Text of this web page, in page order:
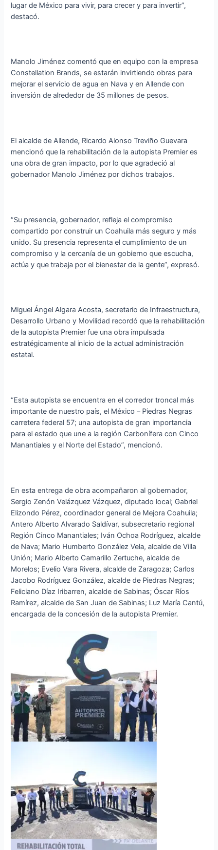
lugar de México para vivir, para crecer y para invertir”,
destacó.
Manolo Jiménez comentó que en equipo con la empresa
Constellation Brands, se estarán invirtiendo obras para
mejorar el servicio de agua en Nava y en Allende con
inversión de alrededor de 35 millones de pesos.
El alcalde de Allende, Ricardo Alonso Treviño Guevara
mencionó que la rehabilitación de la autopista Premier es
una obra de gran impacto, por lo que agradeció al
gobernador Manolo Jiménez por dichos trabajos.
“Su presencia, gobernador, refleja el compromiso
compartido por construir un Coahuila más seguro y más
unido. Su presencia representa el cumplimiento de un
compromiso y la cercanía de un gobierno que escucha,
actúa y que trabaja por el bienestar de la gente”, expresó.
Miguel Ángel Algara Acosta, secretario de Infraestructura,
Desarrollo Urbano y Movilidad recordó que la rehabilitación
de la autopista Premier fue una obra impulsada
estratégicamente al inicio de la actual administración
estatal.
“Esta autopista se encuentra en el corredor troncal más
importante de nuestro país, el México – Piedras Negras
carretera federal 57; una autopista de gran importancia
para el estado que une a la región Carbonífera con Cinco
Manantiales y el Norte del Estado”, mencionó.
En esta entrega de obra acompañaron al gobernador,
Sergio Zenón Velázquez Vázquez, diputado local; Gabriel
Elizondo Pérez, coordinador general de Mejora Coahuila;
Antero Alberto Alvarado Saldívar, subsecretario regional
Región Cinco Manantiales; Iván Ochoa Rodríguez, alcalde
de Nava; Mario Humberto González Vela, alcalde de Villa
Unión; Mario Alberto Camarillo Zertuche, alcalde de
Morelos; Evelio Vara Rivera, alcalde de Zaragoza; Carlos
Jacobo Rodríguez González, alcalde de Piedras Negras;
Feliciano Díaz Iribarren, alcalde de Sabinas; Óscar Ríos
Ramírez, alcalde de San Juan de Sabinas; Luz María Cantú,
encargada de la concesión de la autopista Premier.